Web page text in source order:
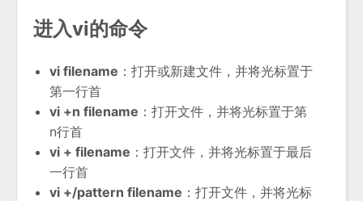
进入vi的命令
vi filename ：打开或新建文件，并将光标置于
第一行首
vi +n filename ：打开文件，并将光标置于第
n行首
vi + filename ：打开文件，并将光标置于最后
一行首
vi +/pattern filename ：打开文件，并将光标